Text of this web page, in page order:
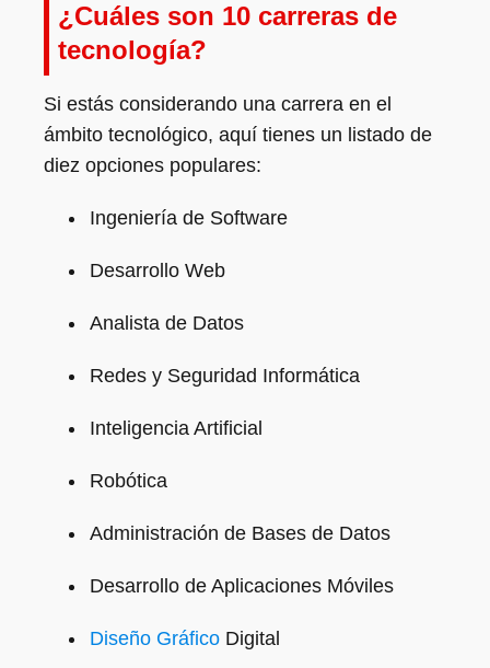
¿Cuáles son 10 carreras de
tecnología?
Si estás considerando una carrera en el
ámbito tecnológico, aquí tienes un listado de
diez opciones populares:
Ingeniería de Software
Desarrollo Web
Analista de Datos
Redes y Seguridad Informática
Inteligencia Artificial
Robótica
Administración de Bases de Datos
Desarrollo de Aplicaciones Móviles
Diseño Gráfico Digital